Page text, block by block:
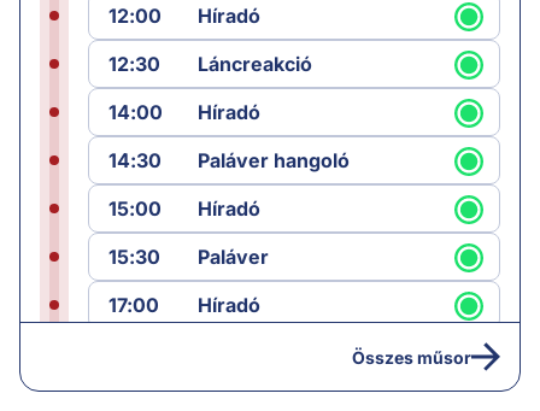
12:00
Híradó
12:30
Láncreakció
14:00
Híradó
14:30
Paláver hangoló
15:00
Híradó
15:30
Paláver
17:00
Híradó
Összes műsor